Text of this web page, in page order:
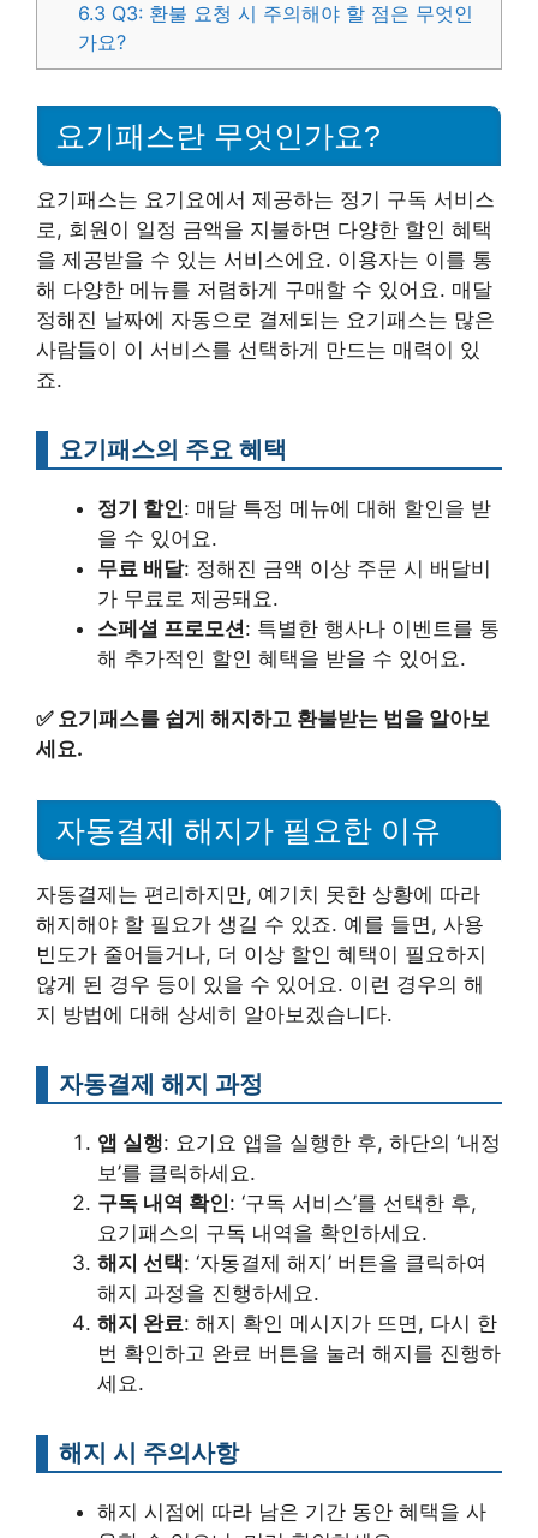
6.3 Q3: 환불 요청 시 주의해야 할 점은 무엇인
가요?
요기패스란 무엇인가요?
요기패스는 요기요에서 제공하는 정기 구독 서비스
로, 회원이 일정 금액을 지불하면 다양한 할인 혜택
을 제공받을 수 있는 서비스에요. 이용자는 이를 통
해 다양한 메뉴를 저렴하게 구매할 수 있어요. 매달
정해진 날짜에 자동으로 결제되는 요기패스는 많은
사람들이 이 서비스를 선택하게 만드는 매력이 있
죠.
요기패스의 주요 혜택
정기 할인: 매달 특정 메뉴에 대해 할인을 받
을 수 있어요.
무료 배달: 정해진 금액 이상 주문 시 배달비
가 무료로 제공돼요.
스페셜 프로모션: 특별한 행사나 이벤트를 통
해 추가적인 할인 혜택을 받을 수 있어요.
✅ 요기패스를 쉽게 해지하고 환불받는 법을 알아보
세요.
자동결제 해지가 필요한 이유
자동결제는 편리하지만, 예기치 못한 상황에 따라
해지해야 할 필요가 생길 수 있죠. 예를 들면, 사용
빈도가 줄어들거나, 더 이상 할인 혜택이 필요하지
않게 된 경우 등이 있을 수 있어요. 이런 경우의 해
지 방법에 대해 상세히 알아보겠습니다.
자동결제 해지 과정
앱 실행: 요기요 앱을 실행한 후, 하단의 ‘내정
보’를 클릭하세요.
구독 내역 확인: ‘구독 서비스’를 선택한 후,
요기패스의 구독 내역을 확인하세요.
해지 선택: ‘자동결제 해지’ 버튼을 클릭하여
해지 과정을 진행하세요.
해지 완료: 해지 확인 메시지가 뜨면, 다시 한
번 확인하고 완료 버튼을 눌러 해지를 진행하
세요.
해지 시 주의사항
해지 시점에 따라 남은 기간 동안 혜택을 사